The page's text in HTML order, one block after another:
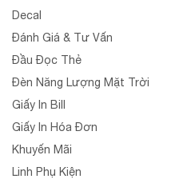
Decal
Đánh Giá & Tư Vấn
Đầu Đọc Thẻ
Đèn Năng Lượng Mặt Trời
Giấy In Bill
Giấy In Hóa Đơn
Khuyến Mãi
Linh Phụ Kiện